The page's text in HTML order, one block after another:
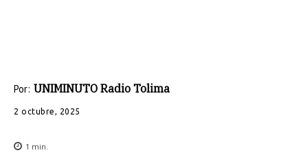
Por: UNIMINUTO Radio Tolima
2 octubre, 2025
1 min.